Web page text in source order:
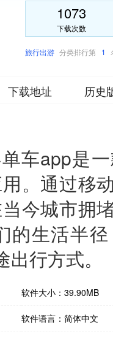
1073
下载次数
旅行出游 分类排行第 1
下载地址 历史
车app是
。通过移
今城市拥
的生活半
行方式。
软件大小：39.90MB
软件语言：简体中文